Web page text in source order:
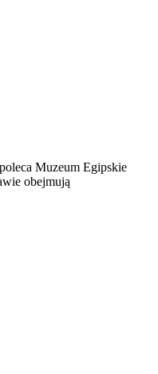
Muzeum Egipskie
obejmują